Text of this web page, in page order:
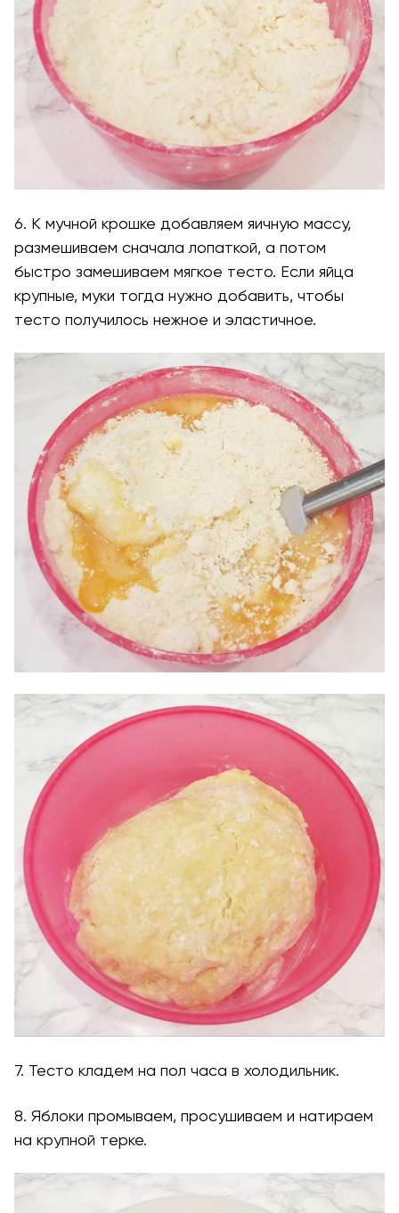
6. К мучной крошке добавляем яичную массу,
размешиваем сначала лопаткой, а потом
быстро замешиваем мягкое тесто. Если яйца
крупные, муки тогда нужно добавить, чтобы
тесто получилось нежное и эластичное.
7. Тесто кладем на пол часа в холодильник.
8. Яблоки промываем, просушиваем и натираем
на крупной терке.